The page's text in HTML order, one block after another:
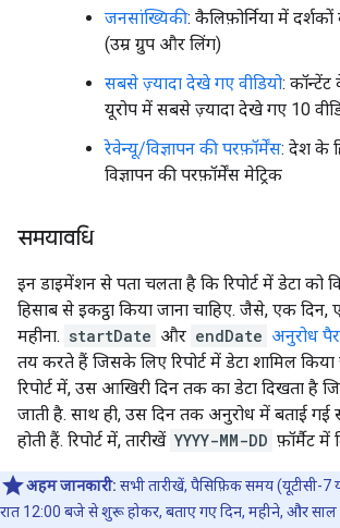
जनसांख्यिकी: कैलिफ़ोर्निया में
(उम्र ग्रुप और लिंग)
सबसे ज़्यादा देखे गए वीडियो:
यूरोप में सबसे ज़्यादा देखे गए 10
रेवेन्यू/विज्ञापन की परफ़ॉर्मेंस: देश के
विज्ञापन की परफ़ॉर्मेंस मेट्रिक
समयावधि
इन डाइमेंशन से पता चलता है कि रिपोर्ट में डेटा को
हिसाब से इकट्ठा किया जाना चाहिए. जैसे, एक
महीना. startDate और endDate अनुरोध
तय करते हैं जिसके लिए रिपोर्ट में डेटा शामिल किया
रिपोर्ट में, उस आखिरी दिन तक का डेटा दिखता है
जाती है. साथ ही, उस दिन तक अनुरोध में बताई गई
होती हैं. रिपोर्ट में, तारीखें YYYY-MM-DD फ़ॉर्मैट में
अहम जानकारी: सभी तारीखें, पैसिफ़िक समय (यूटीसी-7
रात 12:00 बजे से शुरू होकर, बताए गए दिन, महीने, और